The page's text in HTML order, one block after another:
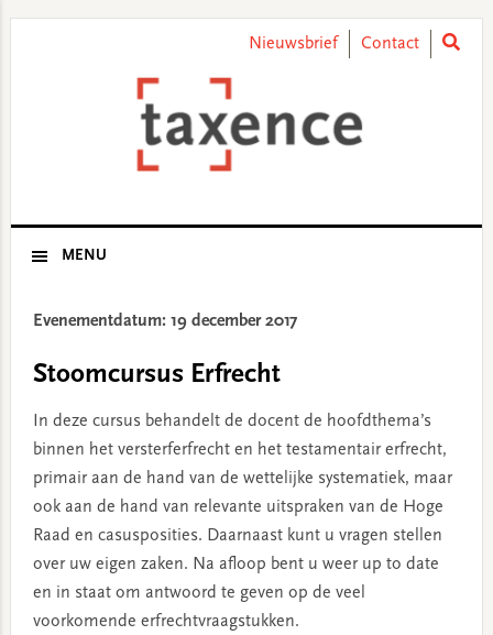
Nieuwsbrief Contact
MENU
Evenementdatum: 19 december 2017
Stoomcursus Erfrecht
In deze cursus behandelt de docent de hoofdthema’s
binnen het versterferfrecht en het testamentair erfrecht,
primair aan de hand van de wettelijke systematiek, maar
ook aan de hand van relevante uitspraken van de Hoge
Raad en casusposities. Daarnaast kunt u vragen stellen
over uw eigen zaken. Na afloop bent u weer up to date
en in staat om antwoord te geven op de veel
voorkomende erfrechtvraagstukken.